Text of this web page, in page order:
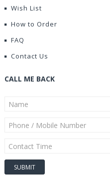
Wish List
How to Order
FAQ
Contact Us
CALL ME BACK